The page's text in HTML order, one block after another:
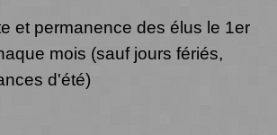
et permanence des élus le 1er
mois (sauf jours fériés,
d'été)